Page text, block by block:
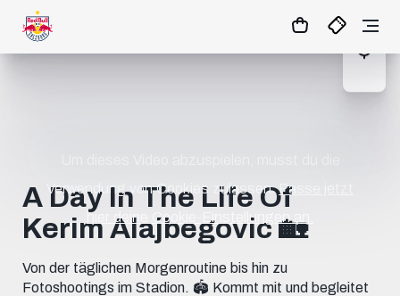
MATCHCENTER
Verwendung von Cookies zulassen.Passe jetzt
hier deine Cookie-Einstellungen an.
A Day In The Life Of
Kerim Alajbegovic 🏡
Von der täglichen Morgenroutine bis hin zu
Fotoshootings im Stadion. 🏟️ Kommt mit und begleitet